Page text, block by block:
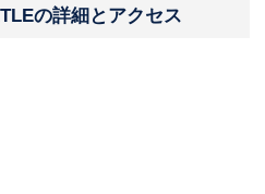
の詳細とアクセス